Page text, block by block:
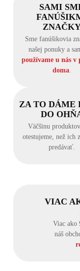
SAMI
Sme fanúšikovia
našej ponuky a
používame u nás v
doma.
ZA TO DÁME
DO
Väčšinu
otestujeme, než ich
predávať.
VIAC
Viac ako
náš